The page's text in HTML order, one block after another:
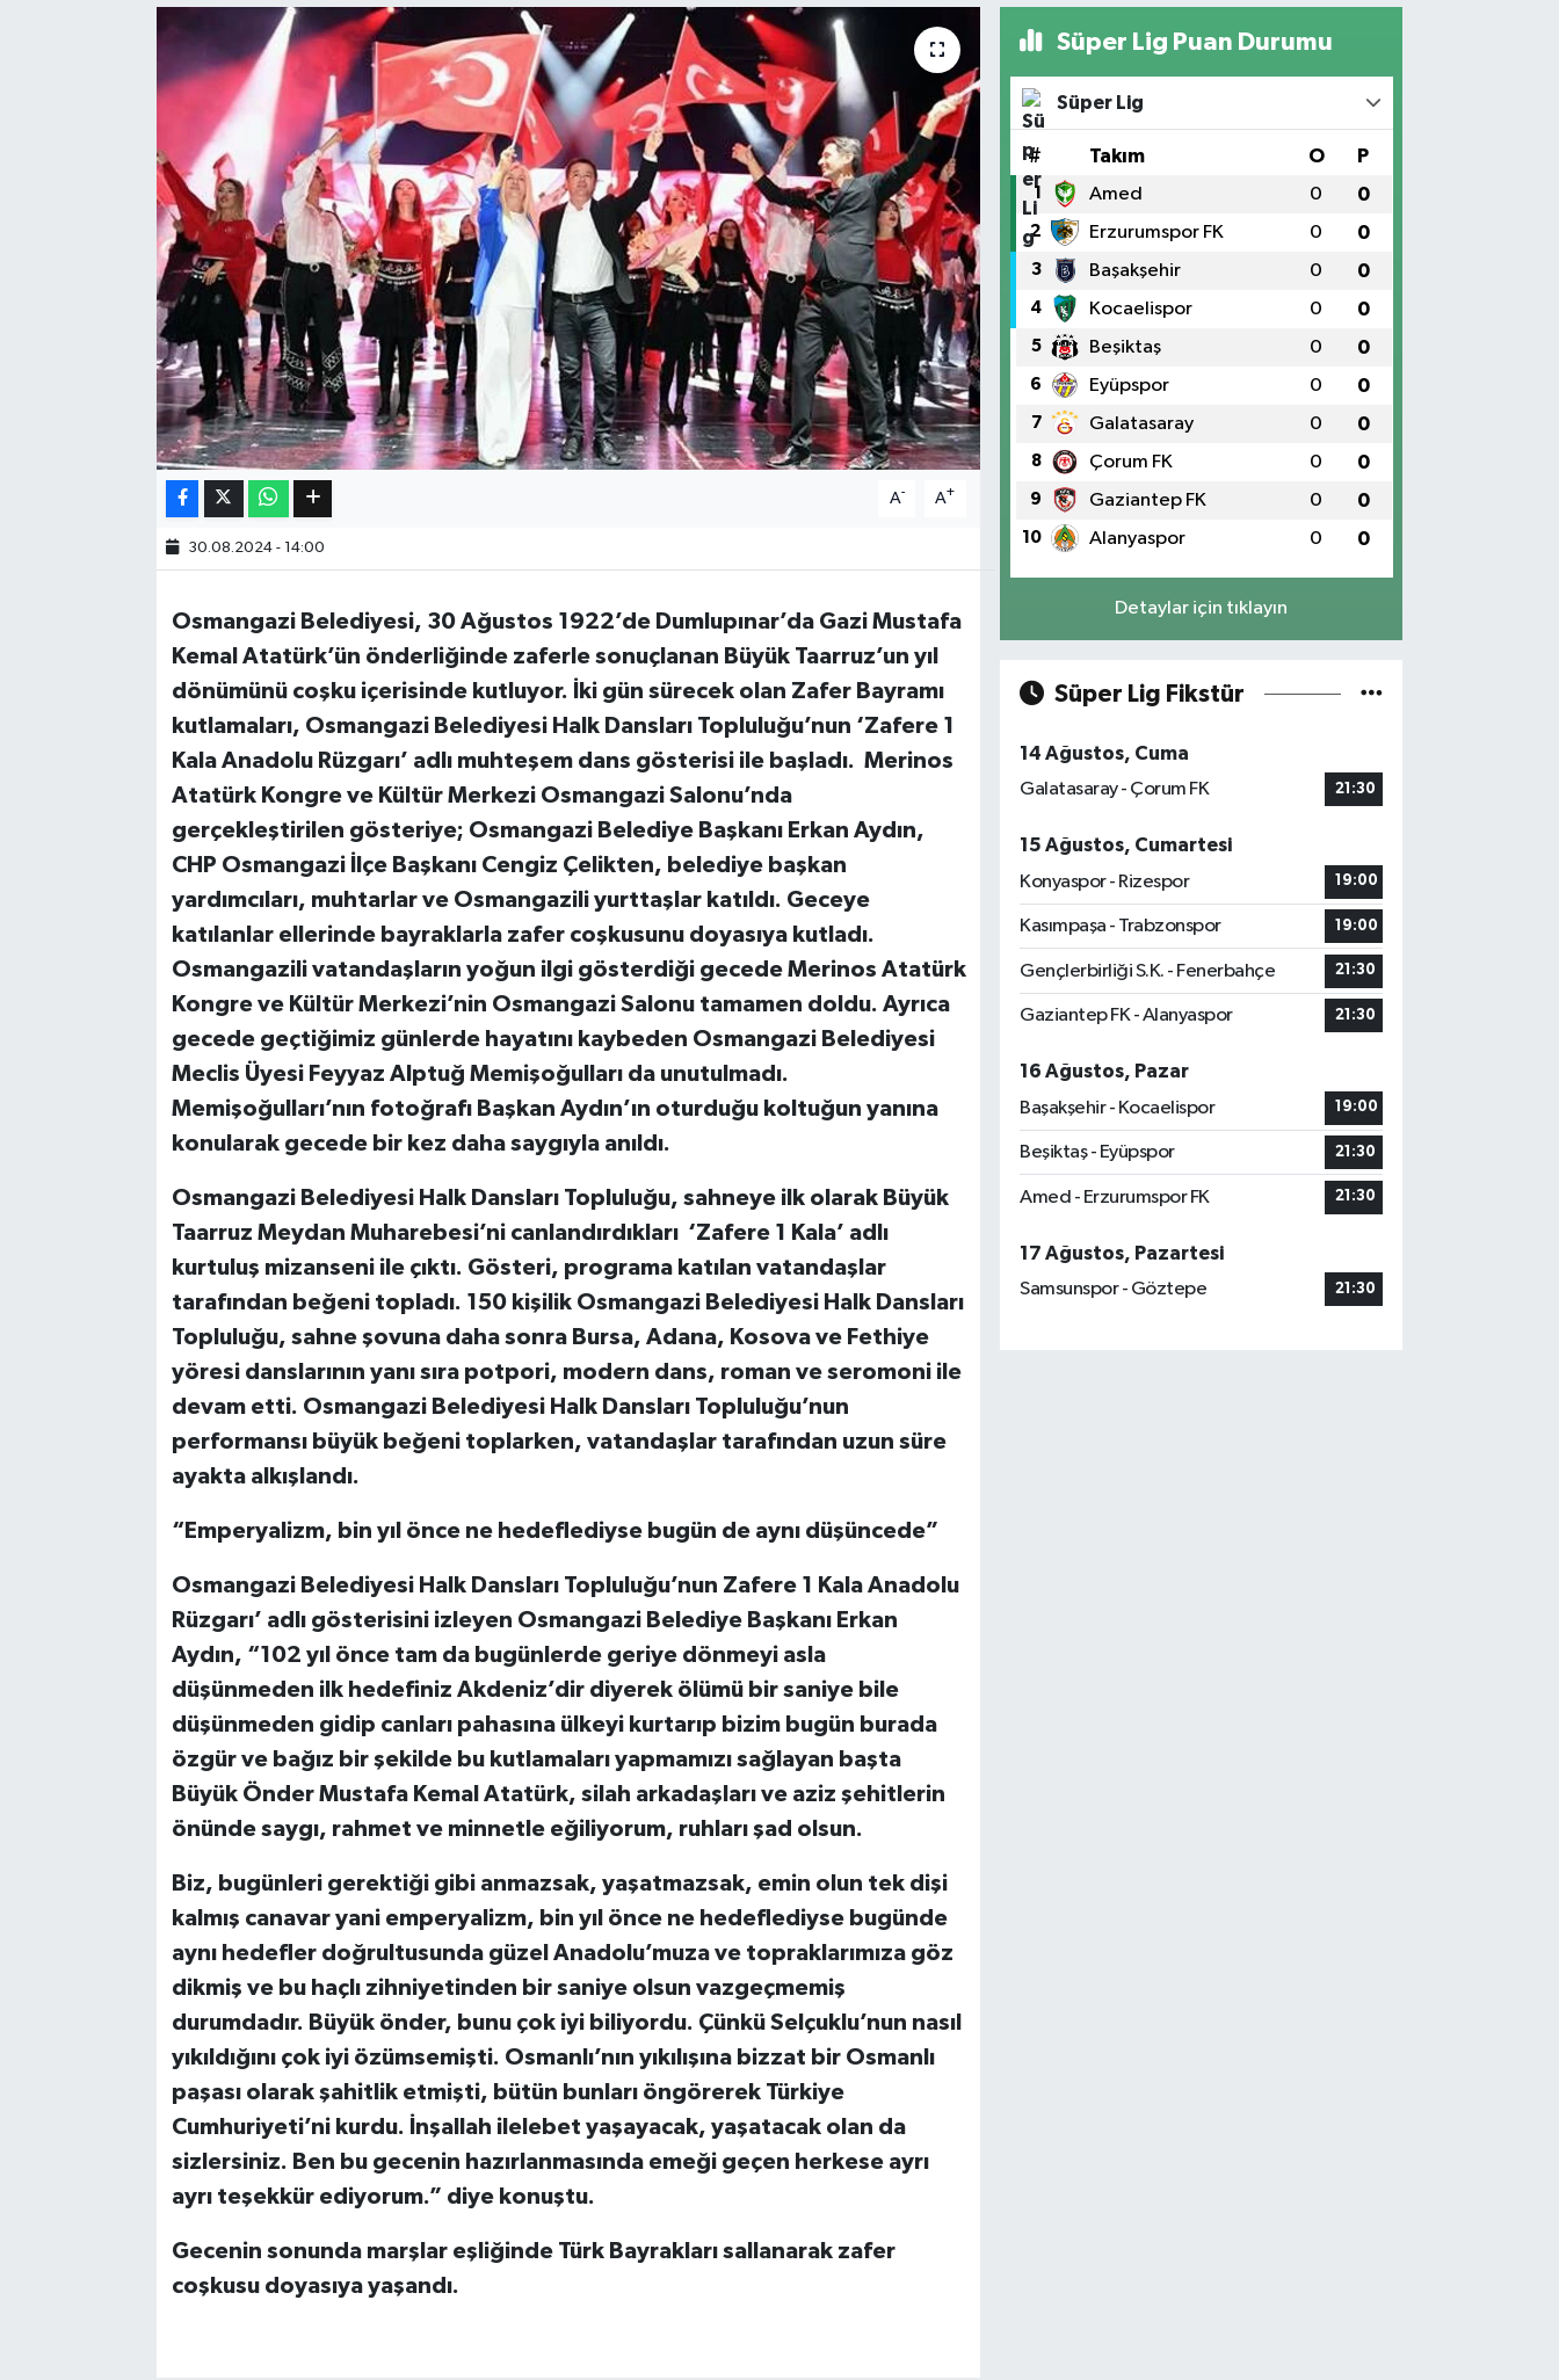
A- A+
30.08.2024 - 14:00
Osmangazi Belediyesi, 30 Ağustos 1922’de Dumlupınar’da Gazi Mustafa
Kemal Atatürk’ün önderliğinde zaferle sonuçlanan Büyük Taarruz’un yıl
dönümünü coşku içerisinde kutluyor. İki gün sürecek olan Zafer Bayramı
kutlamaları, Osmangazi Belediyesi Halk Dansları Topluluğu’nun ‘Zafere 1
Kala Anadolu Rüzgarı’ adlı muhteşem dans gösterisi ile başladı. Merinos
Atatürk Kongre ve Kültür Merkezi Osmangazi Salonu’nda
gerçekleştirilen gösteriye; Osmangazi Belediye Başkanı Erkan Aydın,
CHP Osmangazi İlçe Başkanı Cengiz Çelikten, belediye başkan
yardımcıları, muhtarlar ve Osmangazili yurttaşlar katıldı. Geceye
katılanlar ellerinde bayraklarla zafer coşkusunu doyasıya kutladı.
Osmangazili vatandaşların yoğun ilgi gösterdiği gecede Merinos Atatürk
Kongre ve Kültür Merkezi’nin Osmangazi Salonu tamamen doldu. Ayrıca
gecede geçtiğimiz günlerde hayatını kaybeden Osmangazi Belediyesi
Meclis Üyesi Feyyaz Alptuğ Memişoğulları da unutulmadı.
Memişoğulları’nın fotoğrafı Başkan Aydın’ın oturduğu koltuğun yanına
konularak gecede bir kez daha saygıyla anıldı.
Osmangazi Belediyesi Halk Dansları Topluluğu, sahneye ilk olarak Büyük
Taarruz Meydan Muharebesi’ni canlandırdıkları ‘Zafere 1 Kala’ adlı
kurtuluş mizanseni ile çıktı. Gösteri, programa katılan vatandaşlar
tarafından beğeni topladı. 150 kişilik Osmangazi Belediyesi Halk Dansları
Topluluğu, sahne şovuna daha sonra Bursa, Adana, Kosova ve Fethiye
yöresi danslarının yanı sıra potpori, modern dans, roman ve seromoni ile
devam etti. Osmangazi Belediyesi Halk Dansları Topluluğu’nun
performansı büyük beğeni toplarken, vatandaşlar tarafından uzun süre
ayakta alkışlandı.
“Emperyalizm, bin yıl önce ne hedeflediyse bugün de aynı düşüncede”
Osmangazi Belediyesi Halk Dansları Topluluğu’nun Zafere 1 Kala Anadolu
Rüzgarı’ adlı gösterisini izleyen Osmangazi Belediye Başkanı Erkan
Aydın, “102 yıl önce tam da bugünlerde geriye dönmeyi asla
düşünmeden ilk hedefiniz Akdeniz’dir diyerek ölümü bir saniye bile
düşünmeden gidip canları pahasına ülkeyi kurtarıp bizim bugün burada
özgür ve bağız bir şekilde bu kutlamaları yapmamızı sağlayan başta
Büyük Önder Mustafa Kemal Atatürk, silah arkadaşları ve aziz şehitlerin
önünde saygı, rahmet ve minnetle eğiliyorum, ruhları şad olsun.
Biz, bugünleri gerektiği gibi anmazsak, yaşatmazsak, emin olun tek dişi
kalmış canavar yani emperyalizm, bin yıl önce ne hedeflediyse bugünde
aynı hedefler doğrultusunda güzel Anadolu’muza ve topraklarımıza göz
dikmiş ve bu haçlı zihniyetinden bir saniye olsun vazgeçmemiş
durumdadır. Büyük önder, bunu çok iyi biliyordu. Çünkü Selçuklu’nun nasıl
yıkıldığını çok iyi özümsemişti. Osmanlı’nın yıkılışına bizzat bir Osmanlı
paşası olarak şahitlik etmişti, bütün bunları öngörerek Türkiye
Cumhuriyeti’ni kurdu. İnşallah ilelebet yaşayacak, yaşatacak olan da
sizlersiniz. Ben bu gecenin hazırlanmasında emeği geçen herkese ayrı
ayrı teşekkür ediyorum.” diye konuştu.
Gecenin sonunda marşlar eşliğinde Türk Bayrakları sallanarak zafer
coşkusu doyasıya yaşandı.
Süper Lig Puan Durumu
Süper Lig
# Takım O P
1 Amed 0 0
2 Erzurumspor FK 0 0
3 Başakşehir 0 0
4 Kocaelispor 0 0
5 Beşiktaş 0 0
6 Eyüpspor 0 0
7 Galatasaray 0 0
8 Çorum FK 0 0
9 Gaziantep FK 0 0
10 Alanyaspor 0 0
Detaylar için tıklayın
Süper Lig Fikstür
14 Ağustos, Cuma
Galatasaray - Çorum FK
21:30
15 Ağustos, Cumartesi
Konyaspor - Rizespor
19:00
Kasımpaşa - Trabzonspor 19:00
Gençlerbirliği S.K. - Fenerbahçe 21:30
Gaziantep FK - Alanyaspor 21:30
16 Ağustos, Pazar
Başakşehir - Kocaelispor
19:00
Beşiktaş - Eyüpspor 21:30
Amed - Erzurumspor FK 21:30
17 Ağustos, Pazartesi
Samsunspor - Göztepe
21:30
Kültür & Sanat
Bilim, Teknoloji